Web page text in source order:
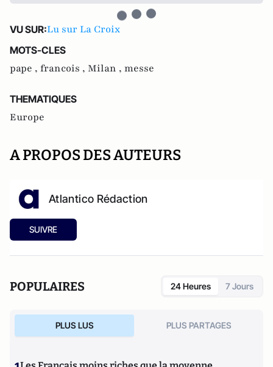
VU SUR:Lu sur La Croix
MOTS-CLES
pape , francois , Milan , messe
THEMATIQUES
Europe
A PROPOS DES AUTEURS
Atlantico Rédaction
SUIVRE
POPULAIRES 24 Heures 7 Jours
PLUS LUS PLUS PARTAGES